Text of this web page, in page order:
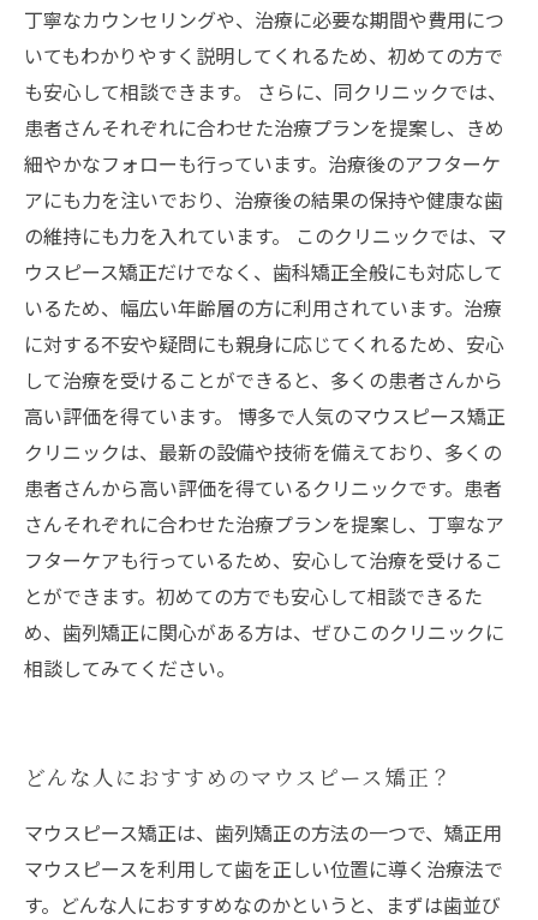
丁寧なカウンセリングや、治療に必要な期間や費用につ
いてもわかりやすく説明してくれるため、初めての方で
も安心して相談できます。 さらに、同クリニックでは、
患者さんそれぞれに合わせた治療プランを提案し、きめ
細やかなフォローも行っています。治療後のアフターケ
アにも力を注いでおり、治療後の結果の保持や健康な歯
の維持にも力を入れています。 このクリニックでは、マ
ウスピース矯正だけでなく、歯科矯正全般にも対応して
いるため、幅広い年齢層の方に利用されています。治療
に対する不安や疑問にも親身に応じてくれるため、安心
して治療を受けることができると、多くの患者さんから
高い評価を得ています。 博多で人気のマウスピース矯正
クリニックは、最新の設備や技術を備えており、多くの
患者さんから高い評価を得ているクリニックです。患者
さんそれぞれに合わせた治療プランを提案し、丁寧なア
フターケアも行っているため、安心して治療を受けるこ
とができます。初めての方でも安心して相談できるた
め、歯列矯正に関心がある方は、ぜひこのクリニックに
相談してみてください。
どんな人におすすめのマウスピース矯正？
マウスピース矯正は、歯列矯正の方法の一つで、矯正用
マウスピースを利用して歯を正しい位置に導く治療法で
す。どんな人におすすめなのかというと、まずは歯並び